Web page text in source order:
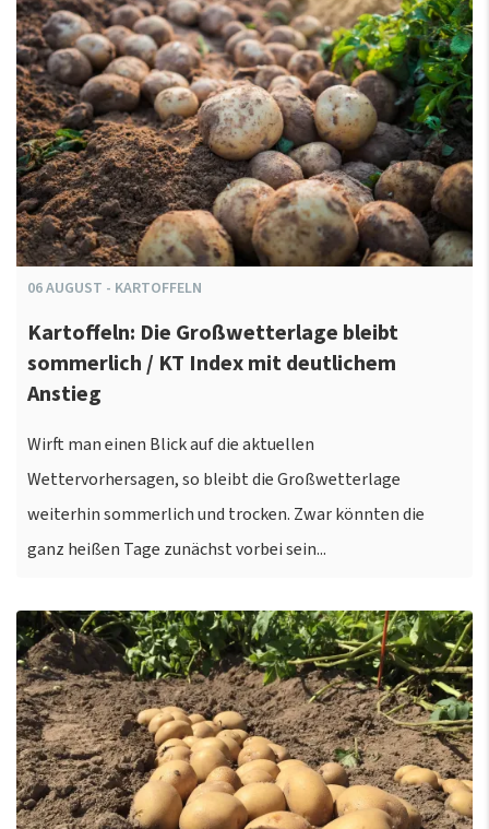
06AUGUST - KARTOFFELN
Kartoffeln: Die Großwetterlage bleibt
sommerlich / KT Index mit deutlichem
Anstieg
Wirft man einen Blick auf die aktuellen
Wettervorhersagen, so bleibt die Großwetterlage
weiterhin sommerlich und trocken. Zwar könnten die
ganz heißen Tage zunächst vorbei sein...